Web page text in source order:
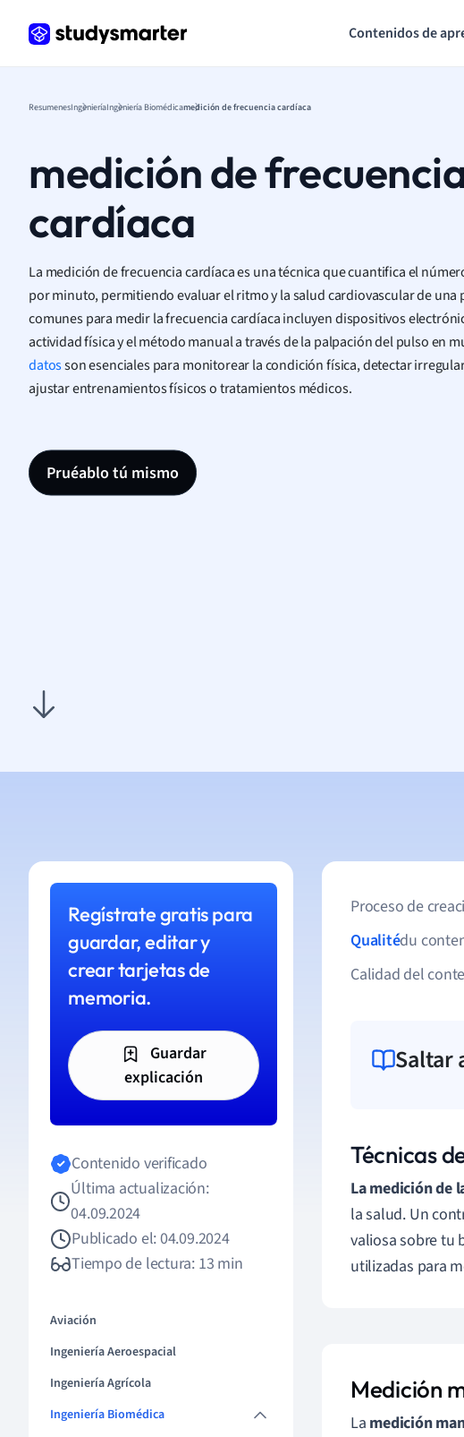
Contenidos de
ResumenesIngenieríaIngeniería Biomédicamedición de frecuencia cardíaca
medición de
cardíaca
La medición de frecuencia cardíaca es una técnica que cuantifica el
por minuto, permitiendo evaluar el ritmo y la salud cardiovascular de una
comunes para medir la frecuencia cardíaca incluyen dispositivos
actividad física y el método manual a través de la palpación del pulso en
datosson esenciales para monitorear la condición física, detectar
ajustar entrenamientos físicos o tratamientos médicos.
Pruéablo tú mismo
Regístrate gratis para
guardar, editar y
crear tarjetas de
memoria.
Guardar
explicación
Contenido verificado
Última actualización:
04.09.2024
Publicado el: 04.09.2024
Tiempo de lectura: 13 min
Aviación
Ingeniería Aeroespacial
Ingeniería Agrícola
Ingeniería Biomédica
Proceso de
Qualitédu
Calidad del
Saltar
Técnicas
La medición de
la salud. Un
valiosa sobre tu
utilizadas para
Medición
La medición